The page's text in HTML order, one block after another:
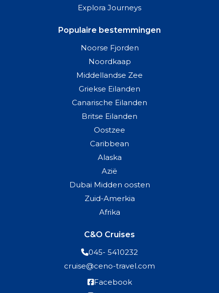
Explora Journeys
Populaire bestemmingen
Noorse Fjorden
Noordkaap
Middellandse Zee
Griekse Eilanden
Canarische Eilanden
Britse Eilanden
Oostzee
Caribbean
Alaska
Azië
Dubai Midden oosten
Zuid-Amerkia
Afrika
C&O Cruises
045- 5410232
cruise@ceno-travel.com
Facebook